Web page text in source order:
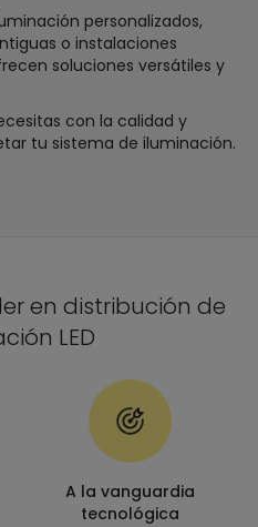
personalizados,
o instalaciones
soluciones versátiles y
con la calidad y
tu sistema de iluminación.
en distribución de
LED
A la vanguardia
tecnológica